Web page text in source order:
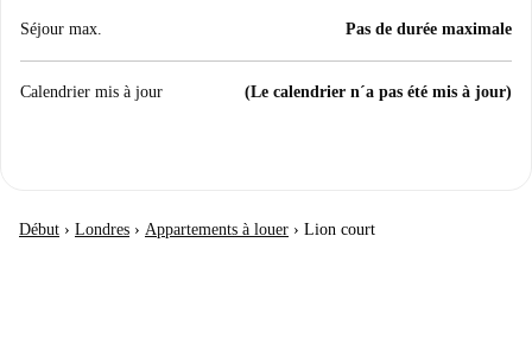
Séjour max. Pas de durée maximale
Calendrier mis à jour (Le calendrier n´a pas été mis à jour)
Début › Londres › Appartements à louer › Lion court